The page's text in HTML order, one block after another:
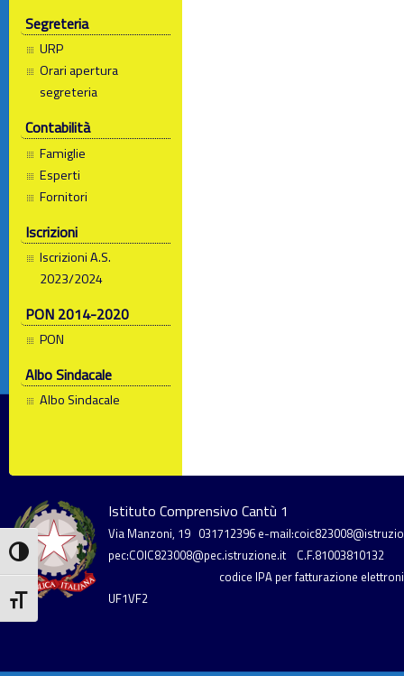
Attiva/disattiva alto contrasto
Attiva/disattiva dimensione testo
Segreteria
URP
Orari apertura
segreteria
Contabilità
Famiglie
Esperti
Fornitori
Iscrizioni
Iscrizioni A.S.
2023/2024
PON 2014-2020
PON
Albo Sindacale
Albo Sindacale
Istituto Comprensivo Cantù 1
Via Manzoni, 19 031712396 e-
pec:COIC823008@pec.istruzione.it
C.F.81003810132
codice IPA per fatturazione
UF1VF2